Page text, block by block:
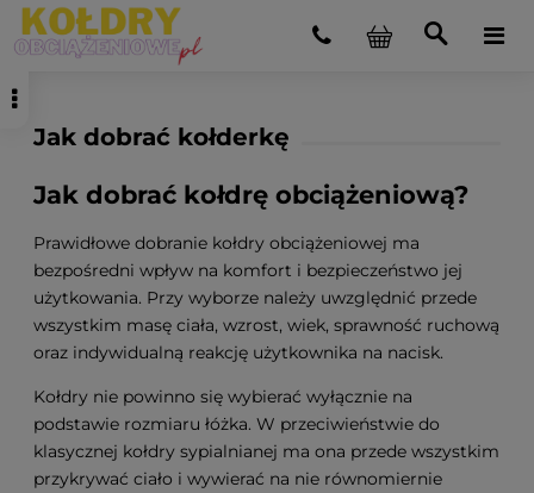
Jak dobrać kołderkę
Jak dobrać kołdrę obciążeniową?
Prawidłowe dobranie kołdry obciążeniowej ma
bezpośredni wpływ na komfort i bezpieczeństwo jej
użytkowania. Przy wyborze należy uwzględnić przede
wszystkim masę ciała, wzrost, wiek, sprawność ruchową
oraz indywidualną reakcję użytkownika na nacisk.
Kołdry nie powinno się wybierać wyłącznie na
podstawie rozmiaru łóżka. W przeciwieństwie do
klasycznej kołdry sypialnianej ma ona przede wszystkim
przykrywać ciało i wywierać na nie równomiernie